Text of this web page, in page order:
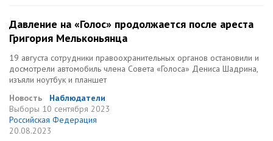
Давление на «Голос» продолжается после ареста
Григория Мельконьянца
19 августа сотрудники правоохранительных органов остановили и
досмотрели автомобиль члена Совета «Голоса» Дениса Шадрина,
изъяли ноутбук и планшет
Новость
Наблюдатели
Выборы 10 сентября 2023
Российская Федерация
20.08.2023